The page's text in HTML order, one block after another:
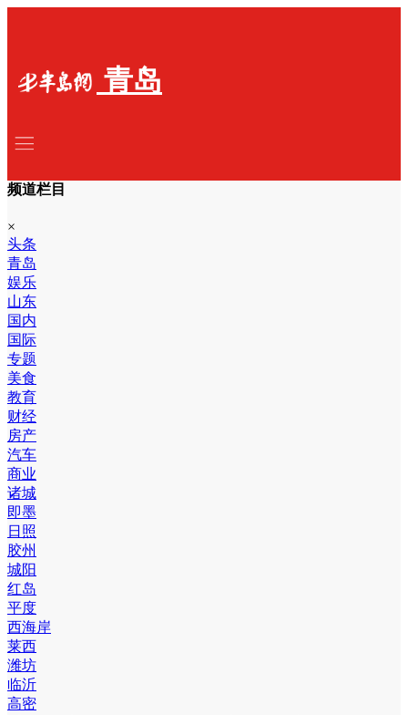
青岛
频道栏目
×
头条
青岛
娱乐
山东
国内
国际
专题
美食
教育
财经
房产
汽车
商业
诸城
即墨
日照
胶州
城阳
红岛
平度
西海岸
莱西
潍坊
临沂
高密